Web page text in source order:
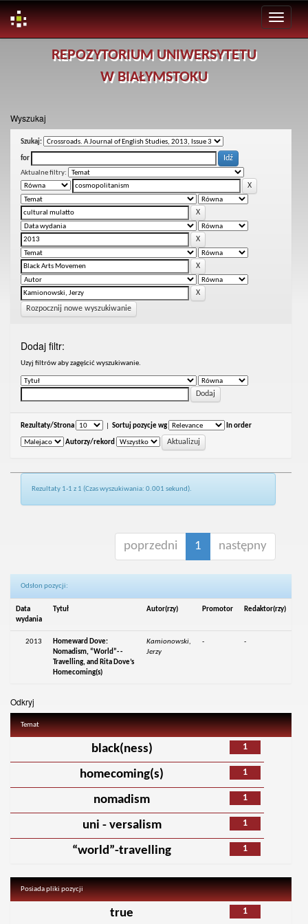
REPOZYTORIUM UNIWERSYTETU
W BIAŁYMSTOKU
Wyszukaj
Szukaj:
for
Aktualne filtry:
Rozpocznij nowe wyszukiwanie
Dodaj filtr:
Uzyj filtrów aby zagęścić wyszukiwanie.
Rezultaty/Strona Sortuj pozycje wg In order
Autorzy/rekord
Rezultaty 1-1 z 1 (Czas wyszukiwania: 0.001 sekund).
poprzedni 1 następny
Odsłon pozycji:
Data
wydania
Tytuł Autor(rzy) Promotor Redaktor(rzy)
2013
Homeward Dove:
Nomadism, “World”- -
Travelling, and Rita Dove’s
Homecoming(s)
Kamionowski,
Jerzy
- -
Odkryj
Temat
1
black(ness)
1
homecoming(s)
1
nomadism
1
uni - versalism
1
“world”-travelling
Posiada pliki pozycji
1
true